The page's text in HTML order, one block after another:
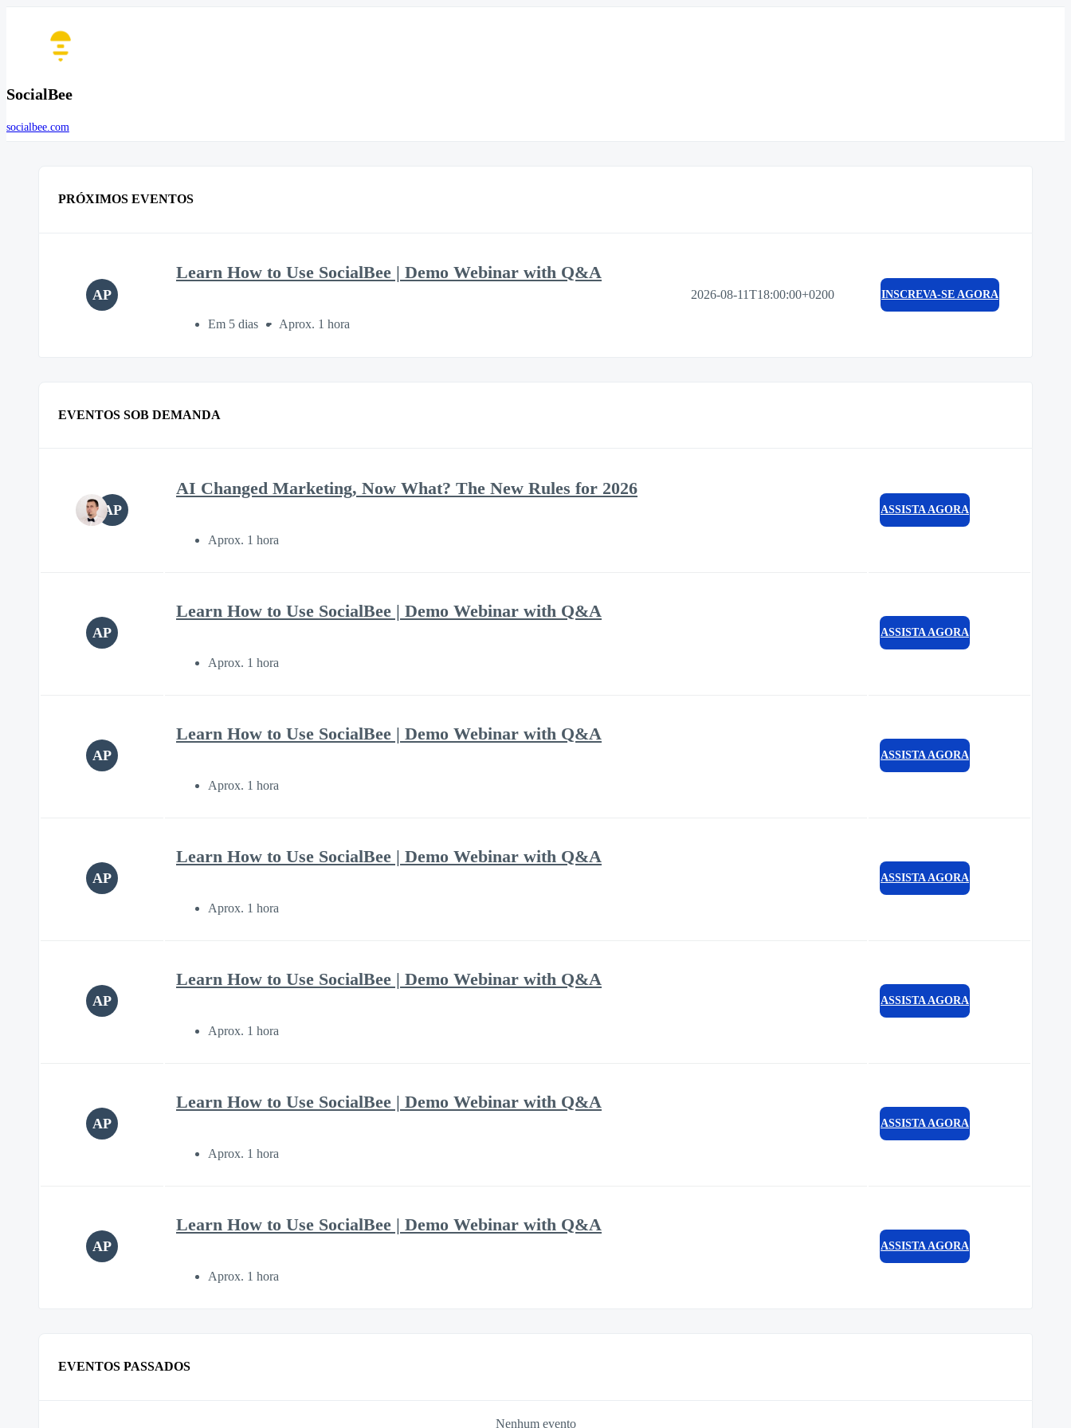
SocialBee
socialbee.com
PRÓXIMOS EVENTOS
AP
Learn How to Use SocialBee | Demo Webinar with Q&A
Em 5 dias Aprox. 1 hora
2026-08-11T18:00:00+0200 INSCREVA-SE AGORA
EVENTOS SOB DEMANDA
AP
AI Changed Marketing, Now What? The New Rules for 2026
Aprox. 1 hora
ASSISTA AGORA
AP
Learn How to Use SocialBee | Demo Webinar with Q&A
Aprox. 1 hora
ASSISTA AGORA
AP
Learn How to Use SocialBee | Demo Webinar with Q&A
Aprox. 1 hora
ASSISTA AGORA
AP
Learn How to Use SocialBee | Demo Webinar with Q&A
Aprox. 1 hora
ASSISTA AGORA
AP
Learn How to Use SocialBee | Demo Webinar with Q&A
Aprox. 1 hora
ASSISTA AGORA
AP
Learn How to Use SocialBee | Demo Webinar with Q&A
Aprox. 1 hora
ASSISTA AGORA
AP
Learn How to Use SocialBee | Demo Webinar with Q&A
Aprox. 1 hora
ASSISTA AGORA
EVENTOS PASSADOS
Nenhum evento